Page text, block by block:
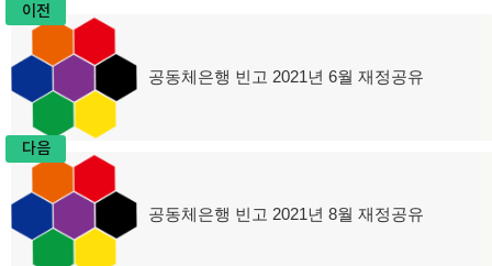
글
탐
색
이전
이
공동체은행 빈고 2021년 6월 재정공유
다음
다
공동체은행 빈고 2021년 8월 재정공유